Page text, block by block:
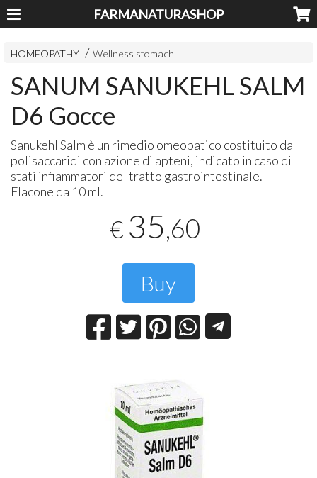
FARMANATURASHOP
HOMEOPATHY Wellness stomach
SANUM SANUKEHL SALM
D6 Gocce
Sanukehl Salm è un rimedio omeopatico costituito da
polisaccaridi con azione di apteni, indicato in caso di
stati infiammatori del tratto gastrointestinale.
Flacone da 10 ml.
€ 35,60
Buy